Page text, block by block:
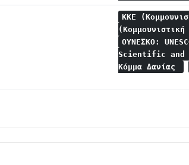
ΚΚΕ
ΟΥΝΕΣΚΟ:
Scientific and
Κόμμα Δανίας